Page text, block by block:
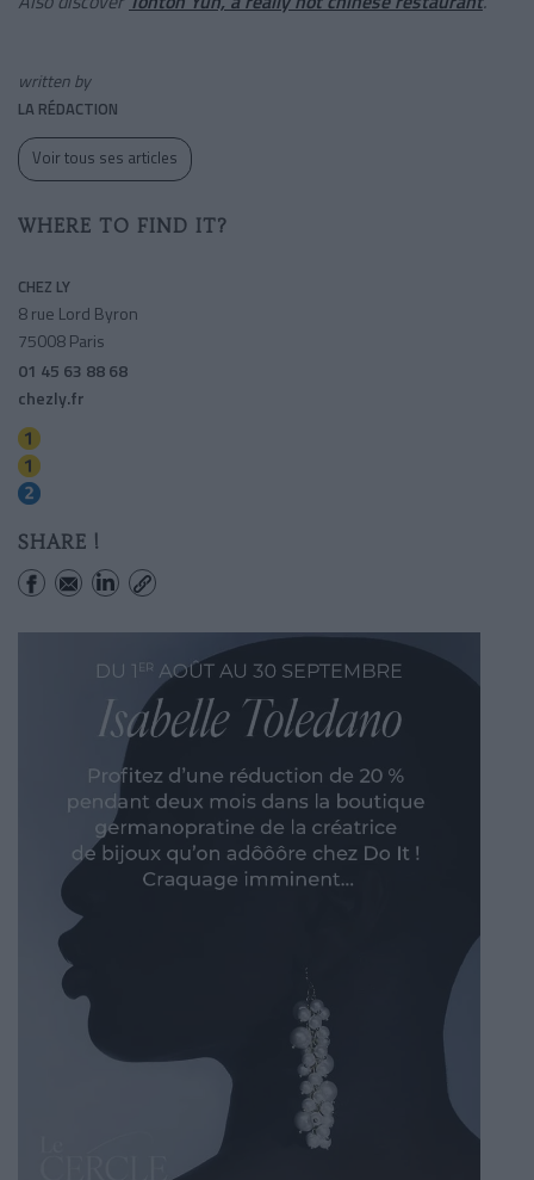
written by
LA RÉDACTION
Voir tous ses articles
WHERE TO FIND IT?
CHEZ LY
8 rue Lord Byron
75008 Paris
01 45 63 88 68
chezly.fr
SHARE !